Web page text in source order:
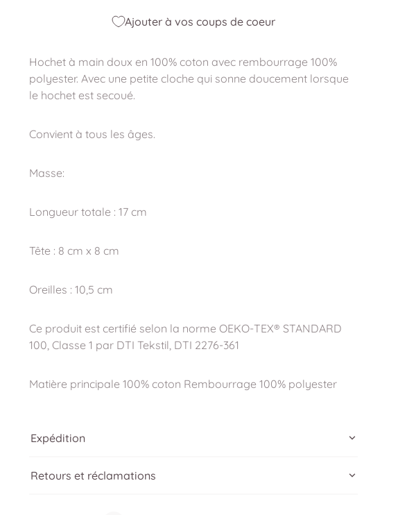
Ajouter à vos coups de coeur
Hochet à main doux en 100% coton avec rembourrage 100%
polyester. Avec une petite cloche qui sonne doucement lorsque
le hochet est secoué.
Convient à tous les âges.
Masse:
Longueur totale : 17 cm
Tête : 8 cm x 8 cm
Oreilles : 10,5 cm
Ce produit est certifié selon la norme OEKO-TEX® STANDARD
100, Classe 1 par DTI Tekstil, DTI 2276-361
Matière principale 100% coton Rembourrage 100% polyester
Expédition
Retours et réclamations